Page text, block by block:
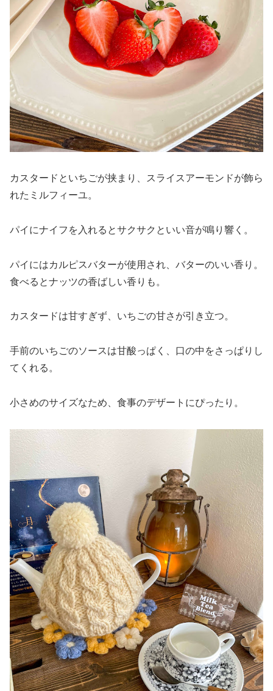
カスタードといちごが挟まり、スライスアーモンドが飾ら
れたミルフィーユ。
パイにナイフを入れるとサクサクといい音が鳴り響く。
パイにはカルピスバターが使用され、バターのいい香り。
食べるとナッツの香ばしい香りも。
カスタードは甘すぎず、いちごの甘さが引き立つ。
手前のいちごのソースは甘酸っぱく、口の中をさっぱりし
てくれる。
小さめのサイズなため、食事のデザートにぴったり。